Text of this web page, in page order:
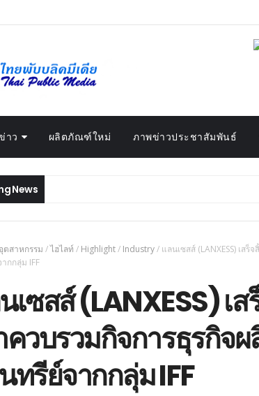
าว ผลิตภัณฑ์ใหม่ ภาพข่าวประชาสัมพันธ์
News
อุตสาหกรรม /ไฮไลท์ / Highlight/ Industry/ แลนเซสส์ (LANXESS) เ
กกลุ่ม IFF
เซสส์ (LANXESS) เ
ควบรวมกิจการธุรกิ
ทรีย์จากกลุ่ม IFF